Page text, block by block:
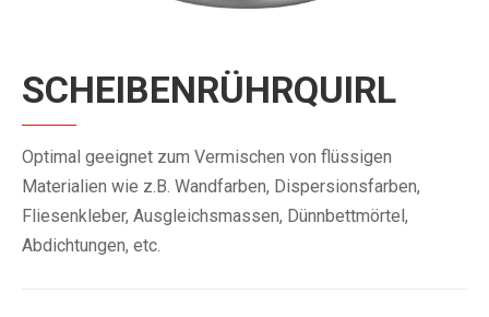
SCHEIBENRÜHRQUIRL
Optimal geeignet zum Vermischen von flüssigen
Materialien wie z.B. Wandfarben, Dispersionsfarben,
Fliesenkleber, Ausgleichsmassen, Dünnbettmörtel,
Abdichtungen, etc.